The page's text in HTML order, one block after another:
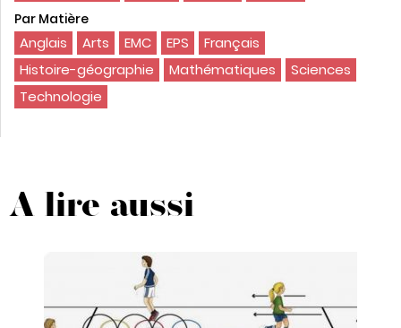
Par Matière
Anglais Arts EMC EPS
Français
Histoire-géographie
Mathématiques
Sciences
Technologie
A lire aussi